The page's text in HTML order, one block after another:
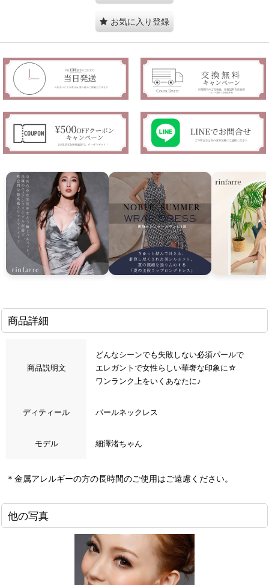
お気に入り登録
商品詳細
商品説明文
どんなシーンでも失敗しない必須パールで
エレガントで女性らしい華奢な印象に☆
ワンランク上をいくあなたに♪
ディティール パールネックレス
モデル 細澤渚ちゃん
＊金属アレルギーの方の長時間のご使用はご遠慮ください。
他の写真